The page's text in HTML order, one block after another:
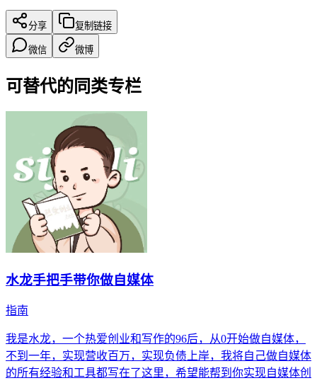
分享 复制链接
微信 微博
可替代的同类专栏
水龙手把手带你做自媒体
指南
我是水龙，一个热爱创业和写作的96后，从0开始做自媒体，
不到一年，实现营收百万，实现负债上岸，我将自己做自媒体
的所有经验和工具都写在了这里，希望能帮到你实现自媒体创